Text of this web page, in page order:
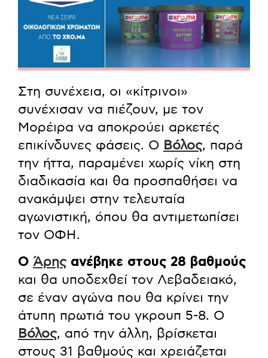
Στη συνέχεια, οι «κίτρινοι»
συνέχισαν να πιέζουν, με τον
Μορέιρα να αποκρούει αρκετές
επικίνδυνες φάσεις. Ο Βόλος, παρά
την ήττα, παραμένει χωρίς νίκη στη
διαδικασία και θα προσπαθήσει να
ανακάμψει στην τελευταία
αγωνιστική, όπου θα αντιμετωπίσει
τον ΟΦΗ.
Ο Άρηςανέβηκε στους 28 βαθμούς
και θα υποδεχθεί τον Λεβαδειακό,
σε έναν αγώνα που θα κρίνει την
άτυπη πρωτιά του γκρουπ 5-8. Ο
Βόλος, από την άλλη, βρίσκεται
στους 31 βαθμούς και χρειάζεται